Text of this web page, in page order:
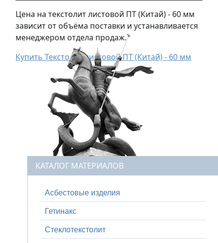
Цена на текстолит листовой ПТ (Китай) - 60 мм
зависит от объёма поставки и устанавливается
менеджером отдела продаж.
Купить Текстолит листовой ПТ (Китай) - 60 мм
КАТАЛОГ МАТЕРИАЛОВ
Асбестовые изделия
Гетинакс
Стеклотекстолит